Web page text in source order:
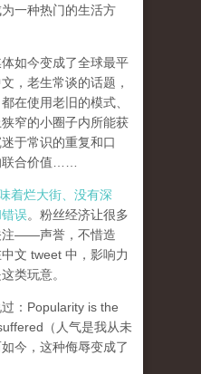
一种热门的生活方
如今变成了全球最平
，老生常谈的话题，
在使用老旧的模式、
窄的小圈子内所能获
于常识的重复和口
联合价值……
着烂大街、没有深
误。粉丝经济让很多
注——声誉，不惜造
文 tweet 中，影响力
类玩意。
：Popularity is the
（人气是我从未
今，这种侮辱变成了